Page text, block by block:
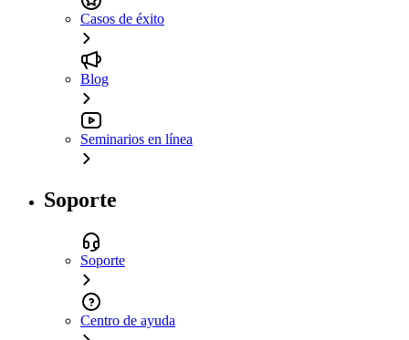
Casos de éxito
Blog
Seminarios en línea
Soporte
Soporte
Centro de ayuda